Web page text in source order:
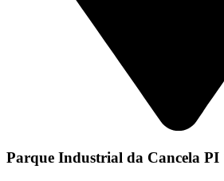
Parque Industrial da Cancela PI